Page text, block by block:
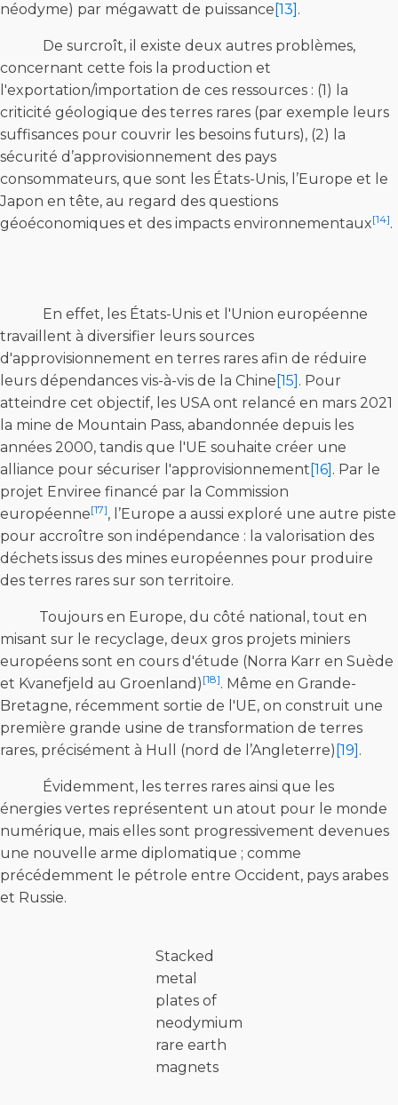
néodyme) par mégawatt de puissance [13] .
De surcroît, il existe deux autres problèmes,
concernant cette fois la production et
l'exportation/importation de ces ressources : (1) la
criticité géologique des terres rares (par exemple leurs
suffisances pour couvrir les besoins futurs), (2) la
sécurité d’approvisionnement des pays
consommateurs, que sont les États-Unis, l’Europe et le
Japon en tête, au regard des questions
géoéconomiques et des impacts environnementaux[14].
En effet, les États-Unis et l'Union européenne
travaillent à diversifier leurs sources
d'approvisionnement en terres rares afin de réduire
leurs dépendances vis-à-vis de la Chine [15] . Pour
atteindre cet objectif, les USA ont relancé en mars 2021
la mine de Mountain Pass, abandonnée depuis les
années 2000, tandis que l'UE souhaite créer une
alliance pour sécuriser l'approvisionnement [16] . Par le
projet Enviree financé par la Commission
européenne[17], l’Europe a aussi exploré une autre piste
pour accroître son indépendance : la valorisation des
déchets issus des mines européennes pour produire
des terres rares sur son territoire.
Toujours en Europe, du côté national, tout en
misant sur le recyclage, deux gros projets miniers
européens sont en cours d'étude (Norra Karr en Suède
et Kvanefjeld au Groenland) [18]. Même en Grande-
Bretagne, récemment sortie de l'UE, on construit une
première grande usine de transformation de terres
rares, précisément à Hull (nord de l’Angleterre) [19] .
Évidemment, les terres rares ainsi que les
énergies vertes représentent un atout pour le monde
numérique, mais elles sont progressivement devenues
une nouvelle arme diplomatique ; comme
précédemment le pétrole entre Occident, pays arabes
et Russie.
Stacked
metal
plates of
neodymium
rare earth
magnets